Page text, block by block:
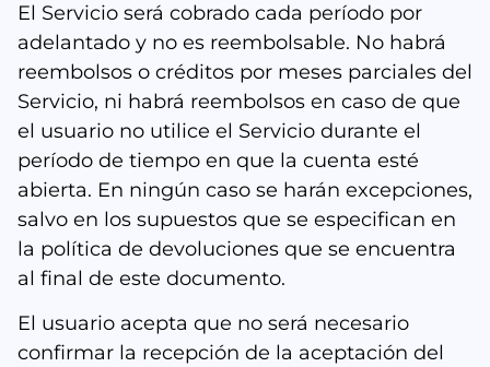
El Servicio será cobrado cada período por
adelantado y no es reembolsable. No habrá
reembolsos o créditos por meses parciales del
Servicio, ni habrá reembolsos en caso de que
el usuario no utilice el Servicio durante el
período de tiempo en que la cuenta esté
abierta. En ningún caso se harán excepciones,
salvo en los supuestos que se especifican en
la política de devoluciones que se encuentra
al final de este documento.
El usuario acepta que no será necesario
confirmar la recepción de la aceptación del